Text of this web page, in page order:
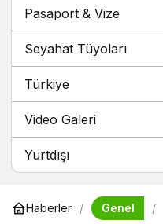
Pasaport & Vize
Seyahat Tüyoları
Türkiye
Video Galeri
Yurtdışı
Haberler Genel